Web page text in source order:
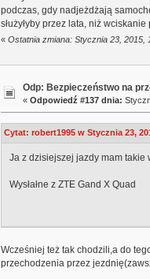
podczas, gdy nadjeżdżają
służyłyby przez lata, niż
« Ostatnia zmiana: Stycznia 23, 2015,
Odp: Bezpieczeństwo na
«Odpowiedź #137 dnia:
Cytat: robert1995 w Stycznia 23,
Ja z dzisiejszej jazdy mam takie
Wysłałne z ZTE Gand X Quad
Wcześniej też tak chodzili,a do
przechodzenia przez